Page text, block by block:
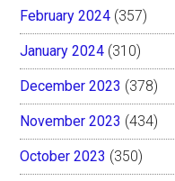
February 2024 (357)
January 2024 (310)
December 2023 (378)
November 2023 (434)
October 2023 (350)